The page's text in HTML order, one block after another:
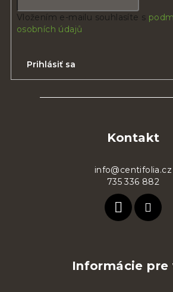
Vložením e-mailu souhlasíte s
osobních údajů
Prihlásiť sa
Kontakt
info@centifolia.cz
735 336 882
Informácie pre